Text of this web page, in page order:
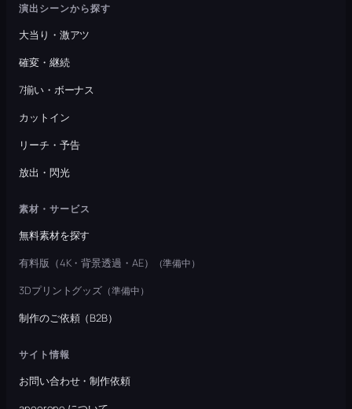
演出シーンから探す
大当り・激アツ
確変・継続
7揃い・ボーナス
カットイン
リーチ・予告
放出・閃光
素材・サービス
無料素材を探す
有料版（4K・背景透過・AE）
（準備中）
3Dプリントグッズ （準備中）
制作のご依頼（B2B）
サイト情報
お問い合わせ・制作依頼